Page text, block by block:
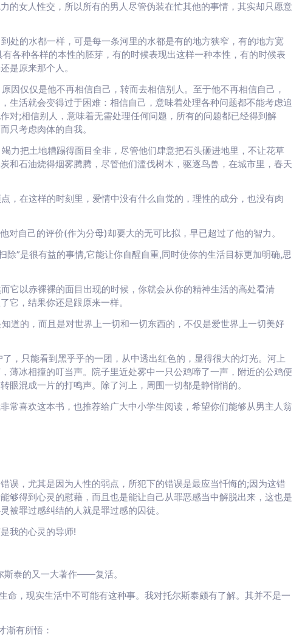
的女人性交，所以所有的男人尽管伪装在忙其他的事情，其实却只愿意
的水都一样，可是每一条河里的水都是有的地方狭窄，有的地方宽
各种各样的本性的胚芽，有的时候表现出这样一种本性，有的时候表
是原来那个人。
仅仅是他不再相信自己，转而去相信别人。至于他不再相信自己，
生活就会变得过于困难：相信自己，意味着处理各种问题都不能考虑追
对;相信别人，意味着无需处理任何问题，所有的问题都已经得到解
只考虑肉体的自我。
把土地糟蹋得面目全非，尽管他们肆意把石头砸进地里，不让花草
和石油烧得烟雾腾腾，尽管他们滥伐树木，驱逐鸟兽，在城市里，春天
在这样的时刻里，爱情中没有什么自觉的，理性的成分，也没有肉
自己的评价(作为分母)却要大的无可比拟，早已超过了他的智力。
”是很有益的事情,它能让你自醒自重,同时使你的生活目标更加明确,思
以赤裸裸的面目出现的时候，你就会从你的精神生活的高处看清
它，结果你还是跟原来一样。
的，而且是对世界上一切和一切东西的，不仅是爱世界上一切美好
只能看到黑乎乎的一团，从中透出红色的，显得很大的灯光。河上
薄冰相撞的叮当声。院子里近处雾中一只公鸡啼了一声，附近的公鸡便
眼混成一片的打鸣声。除了河上，周围一切都是静悄悄的。
喜欢这本书，也推荐给广大中小学生阅读，希望你们能够从男主人翁
，尤其是因为人性的弱点，所犯下的错误是最应当忏悔的;因为这错
够得到心灵的慰藉，而且也是能让自己从罪恶感当中解脱出来，这也是
被罪过感纠结的人就是罪过感的囚徒。
我的心灵的导师!
泰的又一大著作——复活。
，现实生活中不可能有这种事。我对托尔斯泰颇有了解。其并不是一
有所悟：